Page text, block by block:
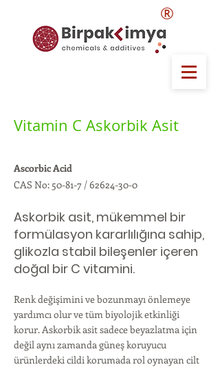
®
Vitamin C Askorbik Asit
Ascorbic Acid
CAS No: 50-81-7 /62624-30-0
Askorbik asit, mükemmel bir
formülasyon kararlılığına sahip,
glikozla stabil bileşenler içeren
doğal bir C vitamini.
Renk değişimini ve bozunmayı önlemeye
yardımcı olur ve tüm biyolojik etkinliği
korur. Askorbik asit sadece beyazlatma için
değil aynı zamanda güneş koruyucu
ürünlerdeki cildi korumada rol oynayan cilt